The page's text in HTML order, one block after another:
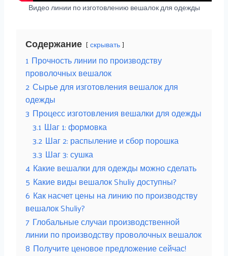
Видео линии по изготовлению вешалок для одежды
Содержание скрывать
1 Прочность линии по производству
проволочных вешалок
2 Сырье для изготовления вешалок для
одежды
3 Процесс изготовления вешалки для одежды
3.1 Шаг 1: формовка
3.2 Шаг 2: распыление и сбор порошка
3.3 Шаг 3: сушка
4 Какие вешалки для одежды можно сделать
5 Какие виды вешалок Shuliy доступны?
6 Как насчет цены на линию по производству
вешалок Shuliy?
7 Глобальные случаи производственной
линии по производству проволочных вешалок
8 Получите ценовое предложение сейчас!